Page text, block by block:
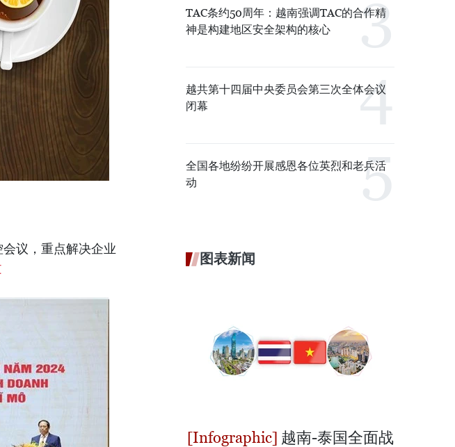
议，重点解决企业
TAC条约50周年：越南强调TAC的合作精
神是构建地区安全架构的核心
越共第十四届中央委员会第三次全体会议
闭幕
全国各地纷纷开展感恩各位英烈和老兵活
动
图表新闻
越南-泰国全面战